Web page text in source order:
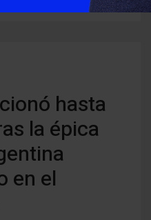
hasta
la épica
en el